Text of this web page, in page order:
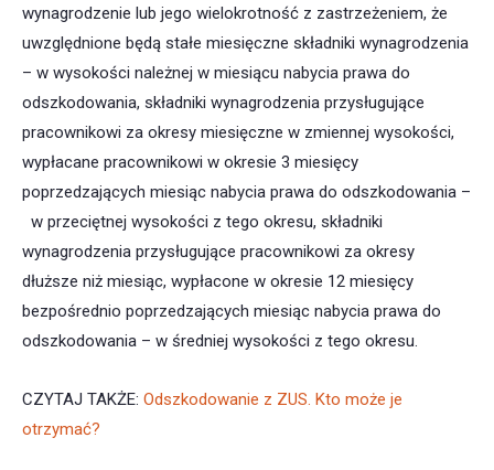
wynagrodzenie lub jego wielokrotność z zastrzeżeniem, że
uwzględnione będą stałe miesięczne składniki wynagrodzenia
– w wysokości należnej w miesiącu nabycia prawa do
odszkodowania, składniki wynagrodzenia przysługujące
pracownikowi za okresy miesięczne w zmiennej wysokości,
wypłacane pracownikowi w okresie 3 miesięcy
poprzedzających miesiąc nabycia prawa do odszkodowania –
w przeciętnej wysokości z tego okresu, składniki
wynagrodzenia przysługujące pracownikowi za okresy
dłuższe niż miesiąc, wypłacone w okresie 12 miesięcy
bezpośrednio poprzedzających miesiąc nabycia prawa do
odszkodowania – w średniej wysokości z tego okresu.
CZYTAJ TAKŻE: Odszkodowanie z ZUS. Kto może je
otrzymać?